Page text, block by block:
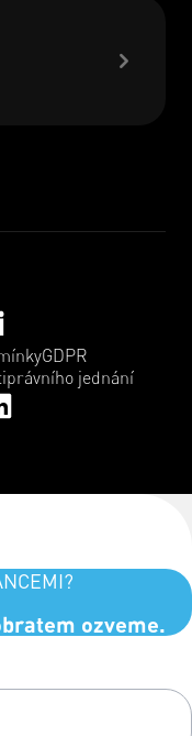
GDPR
jednání
ozveme.